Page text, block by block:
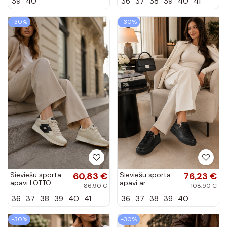
rakstu
-30%
Sieviešu sporta
apavi LOTTO
CALENTO izsistā
60,83 €
86,90 €
36 37 38 39 40 41
-30%
Sieviešu sporta
apavi ar
krāsā no
Corisa
76,23 €
108,90 €
36 37 38 39 40
-30% -30%